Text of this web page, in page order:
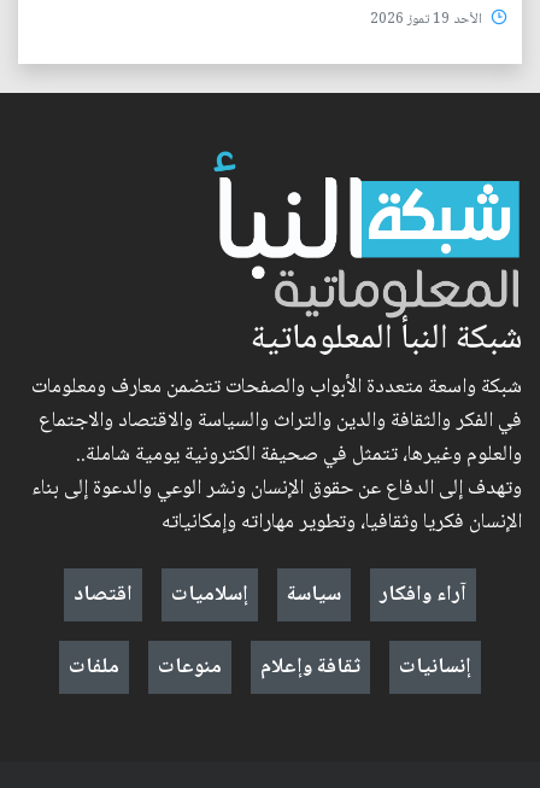
الأحد 19 تموز 2026
شبكة النبأ المعلوماتية
شبكة واسعة متعددة الأبواب والصفحات تتضمن معارف ومعلومات
في الفكر والثقافة والدين والتراث والسياسة والاقتصاد والاجتماع
والعلوم وغيرها، تتمثل في صحيفة الكترونية يومية شاملة..
وتهدف إلى الدفاع عن حقوق الإنسان ونشر الوعي والدعوة إلى بناء
الإنسان فكريا وثقافيا، وتطوير مهاراته وإمكانياته
آراء وافكار
سياسة إسلاميات
اقتصاد
إنسانيات
ثقافة وإعلام منوعات ملفات